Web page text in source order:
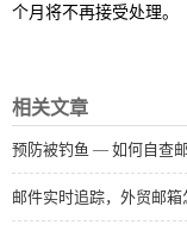
个月将不再接受处理。
相关文章
预防被钓鱼 — 如何自查邮
邮件实时追踪，外贸邮